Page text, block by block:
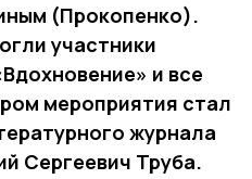
(Прокопенко).
участники
и все
мероприятия стал
журнала
Сергеевич Труба.